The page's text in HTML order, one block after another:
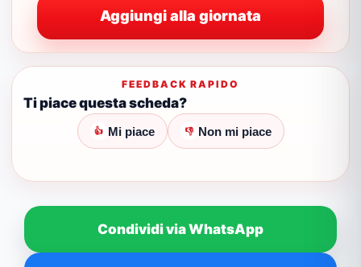
Aggiungi alla giornata
FEEDBACK RAPIDO
Ti piace questa scheda?
👍 Mi piace 👎 Non mi piace
Condividi via WhatsApp